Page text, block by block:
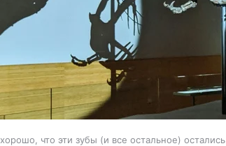
что эти зубы (и все остальное)